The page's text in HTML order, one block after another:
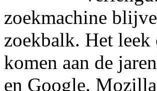
zoekmachine
zoekbalk. Het leek
komen aan de
en Google.